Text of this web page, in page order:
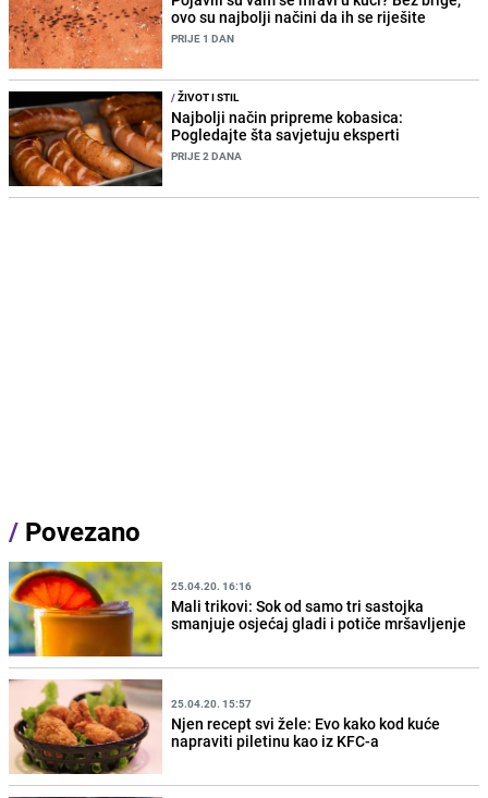
ovo su najbolji načini da ih se riješite
PRIJE 1 DAN
/ŽIVOT I STIL
Najbolji način pripreme kobasica:
Pogledajte šta savjetuju eksperti
PRIJE 2 DANA
/ Povezano
25.04.20. 16:16
Mali trikovi: Sok od samo tri sastojka
smanjuje osjećaj gladi i potiče mršavljenje
25.04.20. 15:57
Njen recept svi žele: Evo kako kod kuće
napraviti piletinu kao iz KFC-a